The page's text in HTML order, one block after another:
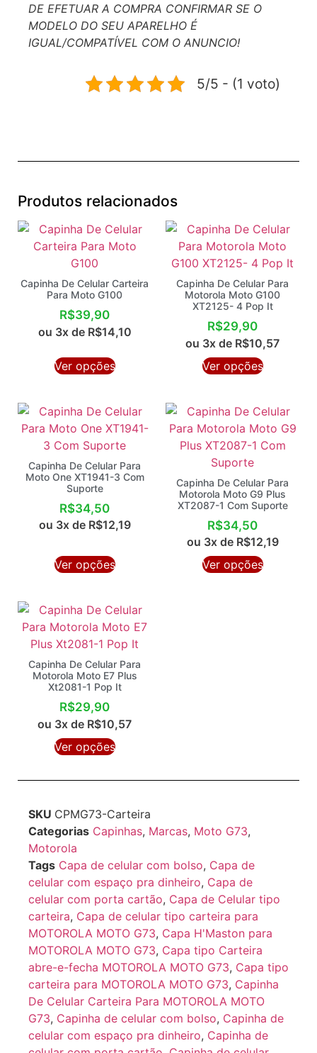
DE EFETUAR A COMPRA CONFIRMAR SE O
MODELO DO SEU APARELHO É
IGUAL/COMPATÍVEL COM O ANUNCIO!
5/5 - (1 voto)
Produtos relacionados
Capinha De Celular Carteira
Para Moto G100
R$39,90
ou 3x de R$14,10
Ver opções
Capinha De Celular Para
Motorola Moto G100
XT2125- 4 Pop It
R$29,90
ou 3x de R$10,57
Ver opções
Capinha De Celular Para
Moto One XT1941-3 Com
Suporte
R$34,50
ou 3x de R$12,19
Ver opções
Capinha De Celular Para
Motorola Moto G9 Plus
XT2087-1 Com Suporte
R$34,50
ou 3x de R$12,19
Ver opções
Capinha De Celular Para
Motorola Moto E7 Plus
Xt2081-1 Pop It
R$29,90
ou 3x de R$10,57
Ver opções
SKU CPMG73-Carteira
Categorias Capinhas, Marcas, Moto G73,
Motorola
Tags Capa de celular com bolso, Capa de
celular com espaço pra dinheiro, Capa de
celular com porta cartão, Capa de Celular tipo
carteira, Capa de celular tipo carteira para
MOTOROLA MOTO G73, Capa H'Maston para
MOTOROLA MOTO G73, Capa tipo Carteira
abre-e-fecha MOTOROLA MOTO G73, Capa tipo
carteira para MOTOROLA MOTO G73, Capinha
De Celular Carteira Para MOTOROLA MOTO
G73, Capinha de celular com bolso, Capinha de
celular com espaço pra dinheiro, Capinha de